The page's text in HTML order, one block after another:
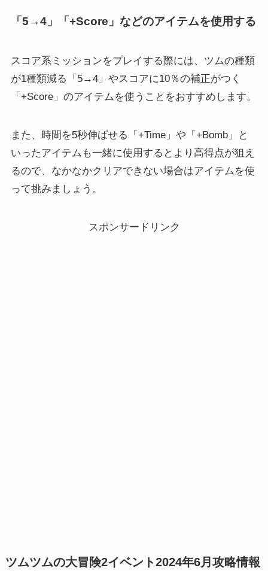
「5→4」 「+Score」 などのアイテムを使用する
スコア系ミッションをプレイする際には、 ツムの種類
が1種類減る
「5→4」やスコアに10％の補正がつく
「+Score」のアイテムを使うことをおすすめします。
また、時間を5秒伸ばせる「+Time」や「+Bomb」と
いったアイテムも一緒に使用するとより高得点が狙え
るので、なかなかクリアできない場合はアイテムを使
って挑みましょう。
スポンサードリンク
ツムツムの大冒険2イベント2024年6月 攻略情報